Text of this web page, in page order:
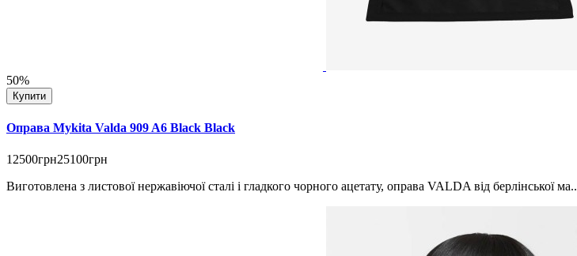
50%
Купити
Оправа Mykita Valda 909 A6 Black Black
12500грн25100грн
Виготовлена з листової нержавіючої сталі і гладкого чорного ацетату, оправа VALDA від берлінської ма..